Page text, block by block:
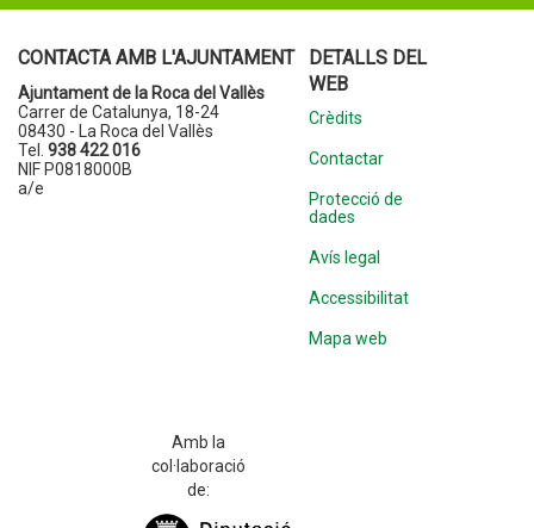
CONTACTA AMB L'AJUNTAMENT
Ajuntament de la Roca del Vallès
Carrer de Catalunya, 18-24
08430 - La Roca del Vallès
Tel. 938 422 016
NIF P0818000B
a/e
DETALLS DEL
WEB
Crèdits
Contactar
Protecció de
dades
Avís legal
Accessibilitat
Mapa web
Amb la
col·laboració
de: